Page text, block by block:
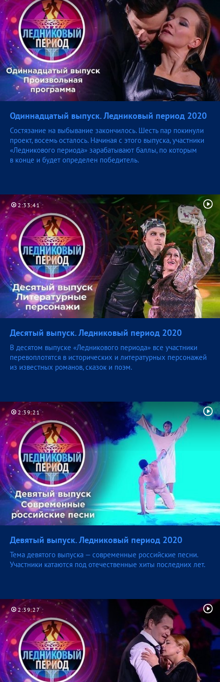
Одиннадцатый выпуск. Ледниковый период 2020
Состязание на выбывание закончилось. Шесть пар покинули
проект, восемь осталось. Начиная с этого выпуска, участники
«Ледникового периода» зарабатывают баллы, по которым
в конце и будет определен победитель.
2:33:41
Десятый выпуск. Ледниковый период 2020
В десятом выпуске «Ледникового периода» все участники
перевоплотятся в исторических и литературных персонажей
из известных романов, сказок и поэм.
2:39:21
Девятый выпуск. Ледниковый период 2020
Тема девятого выпуска — современные российские песни.
Участники катаются под отечественные хиты последних лет.
2:39:27